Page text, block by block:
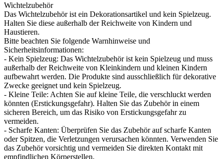
Wichtelzubehör
Das Wichtelzubehör ist ein Dekorationsartikel und kein Spielzeug.
Halten Sie diese außerhalb der Reichweite von Kindern und
Haustieren.
Bitte beachten Sie folgende Warnhinweise und
Sicherheitsinformationen:
- Kein Spielzeug: Das Wichtelzubehör ist kein Spielzeug und muss
außerhalb der Reichweite von Kleinkindern und kleinen Kindern
aufbewahrt werden. Die Produkte sind ausschließlich für dekorative
Zwecke geeignet und kein Spielzeug.
- Kleine Teile: Achten Sie auf kleine Teile, die verschluckt werden
könnten (Erstickungsgefahr). Halten Sie das Zubehör in einem
sicheren Bereich, um das Risiko von Erstickungsgefahr zu
vermeiden.
- Scharfe Kanten: Überprüfen Sie das Zubehör auf scharfe Kanten
oder Spitzen, die Verletzungen verursachen könnten. Verwenden Sie
das Zubehör vorsichtig und vermeiden Sie direkten Kontakt mit
empfindlichen Körperstellen.